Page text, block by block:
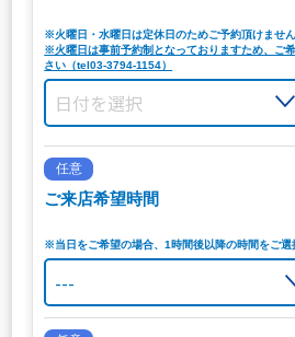
※火曜日・水曜日は定休日のためご予約頂けません
※火曜日は事前予約制となっておりますため、ご
さい（tel03-3794-1154）
任意
ご来店希望時間
※当日をご希望の場合、1時間後以降の時間をご選